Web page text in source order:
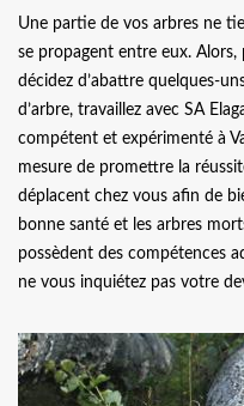
Une partie de vos arbres ne
se propagent entre eux.
décidez d’abattre quelques-
d’arbre, travaillez avec SA
compétent et expérimenté à
mesure de promettre la
déplacent chez vous afin de
bonne santé et les arbres
possèdent des compétences
ne vous inquiétez pas votre